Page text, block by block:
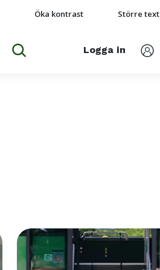
Öka kontrast Större text
Logga in